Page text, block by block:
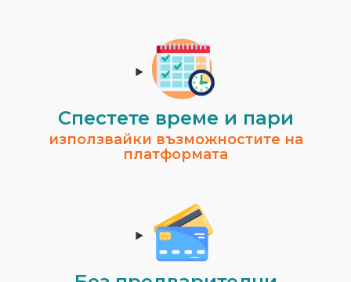
Спестeте време и пари
използвайки възможностите на
платформата